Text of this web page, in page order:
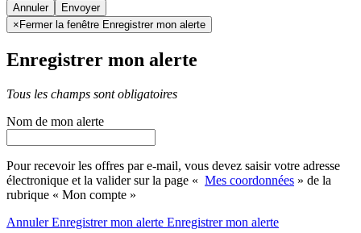
Annuler
× Fermer la fenêtre Enregistrer mon alerte
Enregistrer mon alerte
Tous les champs sont obligatoires
Nom de mon alerte
Pour recevoir les offres par e-mail, vous devez saisir votre adresse
électronique et la valider sur la page « Mes coordonnées » de la
rubrique « Mon compte »
AnnulerEnregistrer mon alerte Enregistrermon alerte